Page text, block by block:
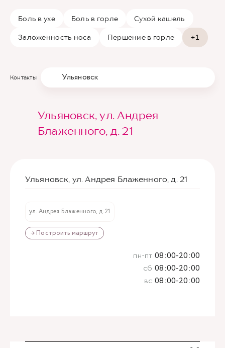
Боль в ухе Боль в горле Сухой кашель
Заложенность носа Першение в горле +1
Контакты Ульяновск
Ульяновск, ул. Андрея
Блаженного, д. 21
Ульяновск, ул. Андрея Блаженного, д. 21
ул. Андрея Блаженного, д. 21
→ Построить маршрут
пн-пт 08:00-20:00
сб 08:00-20:00
вс 08:00-20:00